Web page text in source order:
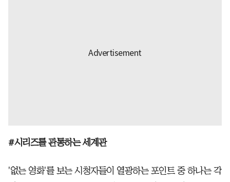
#시리즈를 관통하는 세계관
'없는 영화'를 보는 시청자들이 열광하는 포인트 중 하나는 각